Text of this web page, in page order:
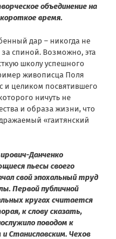
объединение на
время.
дар – никогда не
спиной. Возможно, эта
школу успешного
живописца Поля
и целиком посвятившего
ничуть не
и образа жизни, что
«гаитянский
Данченко
пьесы своего
свой эпохальный труд
Первой публичной
кругах считается
к слову сказать,
поводом к
Станиславским. Чехов